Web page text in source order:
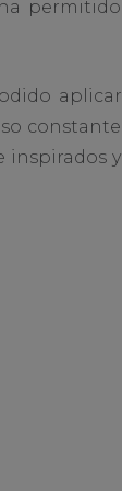
permitido
aplicar
constante
inspirados y